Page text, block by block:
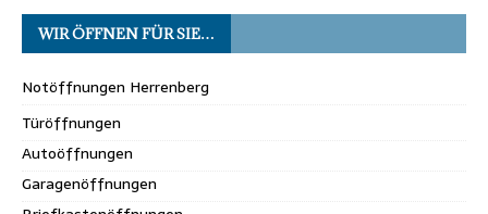
WIR ÖFFNEN FÜR SIE…
Notöffnungen Herrenberg
Türöffnungen
Autoöffnungen
Garagenöffnungen